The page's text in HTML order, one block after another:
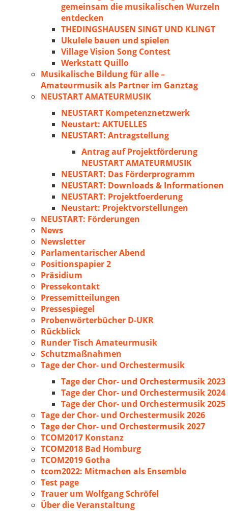
gemeinsam die musikalischen Wurzeln
entdecken
THEDINGSHAUSEN SINGT UND KLINGT
Ukulele bauen und spielen
Village Vision Song Contest
Werkstatt Quillo
Musikalische Bildung für alle –
Amateurmusik als Partner im Ganztag
NEUSTART AMATEURMUSIK
NEUSTART Kompetenznetzwerk
Neustart: AKTUELLES
NEUSTART: Antragstellung
Antrag auf Projektförderung
NEUSTART AMATEURMUSIK
NEUSTART: Das Förderprogramm
NEUSTART: Downloads & Informationen
NEUSTART: Projektfoerderung
Neustart: Projektvorstellungen
NEUSTART: Förderungen
News
Newsletter
Parlamentarischer Abend
Positionspapier 2
Präsidium
Pressekontakt
Pressemitteilungen
Pressespiegel
Probenwörterbücher D-UKR
Rückblick
Runder Tisch Amateurmusik
Schutzmaßnahmen
Tage der Chor- und Orchestermusik
Tage der Chor- und Orchestermusik 2023
Tage der Chor- und Orchestermusik 2024
Tage der Chor- und Orchestermusik 2025
Tage der Chor- und Orchestermusik 2026
Tage der Chor- und Orchestermusik 2027
TCOM2017 Konstanz
TCOM2018 Bad Homburg
TCOM2019 Gotha
tcom2022: Mitmachen als Ensemble
Test page
Trauer um Wolfgang Schröfel
Über die Veranstaltung